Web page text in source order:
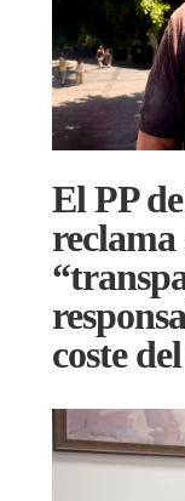
El PP
reclama
coste